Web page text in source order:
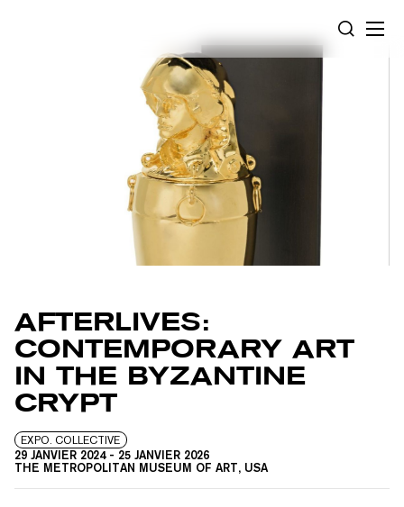
AFTERLIVES:
CONTEMPORARY ART
IN THE BYZANTINE
CRYPT
EXPO. COLLECTIVE
29 JANVIER 2024- 25 JANVIER 2026
THE METROPOLITAN MUSEUM OF ART, USA